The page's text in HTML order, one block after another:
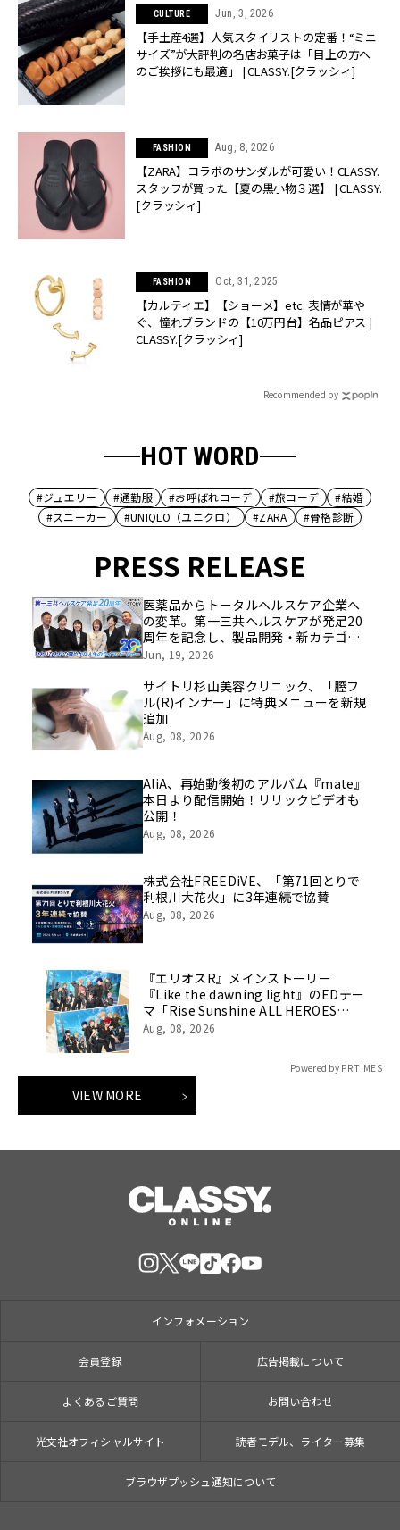
CULTURE Jun, 3, 2026
【手土産4選】人気スタイリストの定番！“ミニ
サイズ”が大評判の名店お菓子は「目上の方へ
のご挨拶にも最適」 | CLASSY.[クラッシィ]
FASHION Aug, 8, 2026
【ZARA】コラボのサンダルが可愛い！CLASSY.
スタッフが買った【夏の黒小物３選】 | CLASSY.
[クラッシィ]
FASHION Oct, 31, 2025
【カルティエ】【ショーメ】etc. 表情が華や
ぐ、憧れブランドの【10万円台】名品ピアス |
CLASSY.[クラッシィ]
Recommended by
HOT WORD
#ジュエリー #通勤服 #お呼ばれコーデ #旅コーデ
#結婚
#スニーカー
#UNIQLO（ユニクロ） #ZARA #骨格診断
PRESS RELEASE
医薬品からトータルヘルスケア企業へ
の変革。第一三共ヘルスケアが発足20
周年を記念し、製品開発・新カテゴリ
挑戦の舞台や旧社統合時のエピソード
像を公開！
Jun, 19, 2026
サイトリ杉山美容クリニック、「膣フ
ル(R)インナー」に特典メニューを新規
追加
Aug, 08, 2026
AliA、再始動後初のアルバム『mate』
本日より配信開始！リリックビデオも
公開！
Aug, 08, 2026
株式会社FREEDiVE、「第71回とりで
利根川大花火」に3年連続で協賛
Aug, 08, 2026
『エリオスR』メインストーリー
『Like the dawning light』のEDテー
マ「Rise Sunshine ALL HEROES
Ver.」がフルサイズ配信決定！
Aug, 08, 2026
Powered by PR TIMES
VIEW MORE
インフォメーション
会員登録 広告掲載について
よくあるご質問 お問い合わせ
光文社オフィシャルサイト 読者モデル、ライター募集
ブラウザプッシュ通知について